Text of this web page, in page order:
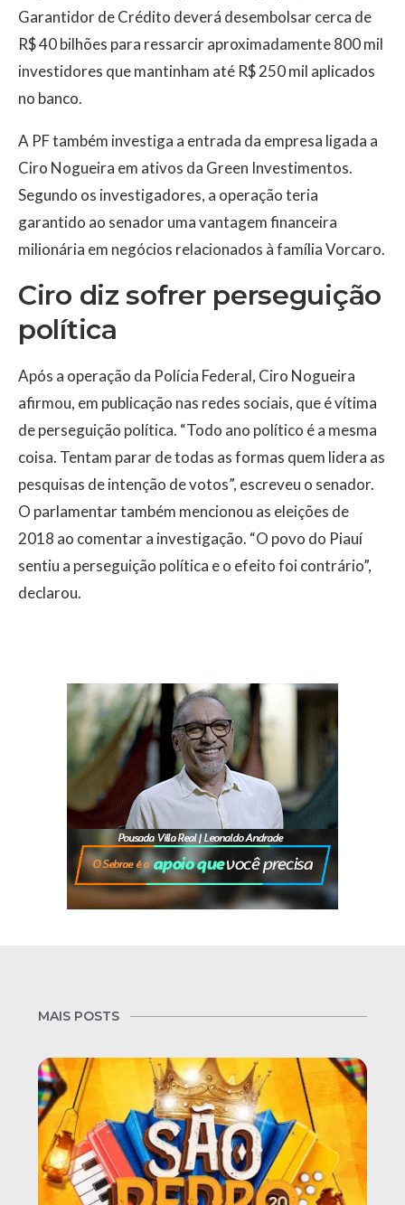
Garantidor de Crédito deverá desembolsar cerca de
R$ 40 bilhões para ressarcir aproximadamente 800 mil
investidores que mantinham até R$ 250 mil aplicados
no banco.
A PF também investiga a entrada da empresa ligada a
Ciro Nogueira em ativos da Green Investimentos.
Segundo os investigadores, a operação teria
garantido ao senador uma vantagem financeira
milionária em negócios relacionados à família Vorcaro.
Ciro diz sofrer perseguição
política
Após a operação da Polícia Federal, Ciro Nogueira
afirmou, em publicação nas redes sociais, que é vítima
de perseguição política. “Todo ano político é a mesma
coisa. Tentam parar de todas as formas quem lidera as
pesquisas de intenção de votos”, escreveu o senador.
O parlamentar também mencionou as eleições de
2018 ao comentar a investigação. “O povo do Piauí
sentiu a perseguição política e o efeito foi contrário”,
declarou.
MAIS POSTS